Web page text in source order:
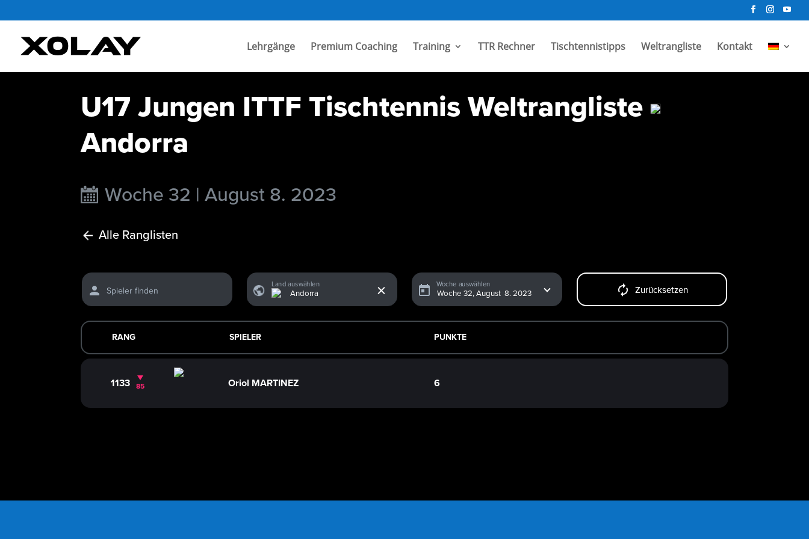
Lehrgänge Premium Coaching Training TTR Rechner Tischtennistipps Weltrangliste Kontakt
U17 Jungen ITTF Tischtennis Weltrangliste
Andorra
Woche 32 | August 8. 2023
Alle Ranglisten
Spieler finden
Land auswählen Woche auswählen
Zurücksetzen
RANG SPIELER PUNKTE
1133 85 Oriol MARTINEZ 6